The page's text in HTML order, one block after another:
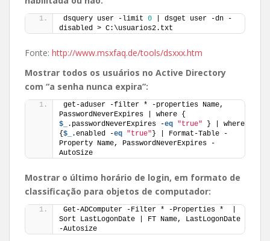
dsquery user -limit 0 | dsget user -dn -
disabled > C:\usuarios2.txt
Fonte: http://www.msxfaq.de/tools/dsxxx.htm
Mostrar todos os usuários no Active Directory
com “a senha nunca expira”:
get-aduser -filter * -properties Name,
$_
.passwordNeverExpires -eq "true" } | where
{ $_ .enabled -eq "true" } | Format-Table -
Property Name, PasswordNeverExpires -
AutoSize
Mostrar o último horário de login, em formato de
classificação para objetos de computador:
Get-ADComputer -Filter * -Properties *  |
Sort LastLogonDate | FT Name, LastLogonDate
-Autosize